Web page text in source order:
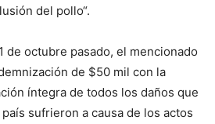
del pollo“.
de octubre pasado, el mencionado
de $50 mil con la
íntegra de todos los daños que
sufrieron a causa de los actos